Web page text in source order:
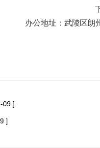
下
办公地址： 武陵区朗
09 ]
]